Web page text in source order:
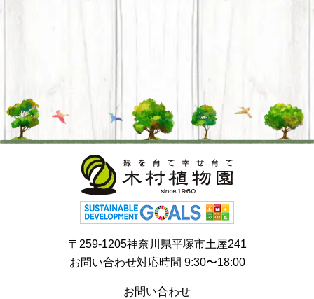
〒259-1205神奈川県平塚市土屋241
お問い合わせ対応時間 9:30〜18:00
お問い合わせ